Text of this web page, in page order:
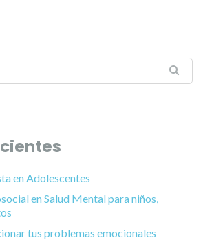
en Adolescentes
en Salud Mental para niños,
tus problemas emocionales